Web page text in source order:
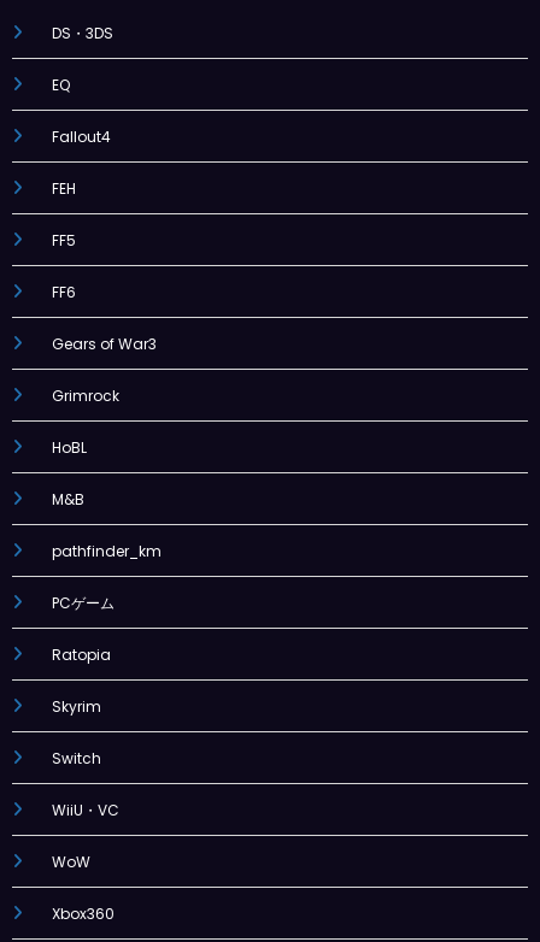
DS・3DS
EQ
Fallout4
FEH
FF5
FF6
Gears of War3
Grimrock
HoBL
M&B
pathfinder_km
PCゲーム
Ratopia
Skyrim
Switch
WiiU・VC
WoW
Xbox360